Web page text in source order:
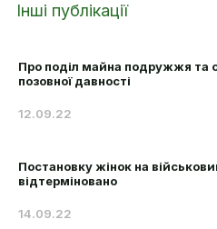
Інші публікації
Про поділ майна подружжя та
позовної давності
12.09.22
Постановку жінок на
відтерміновано
14.09.22